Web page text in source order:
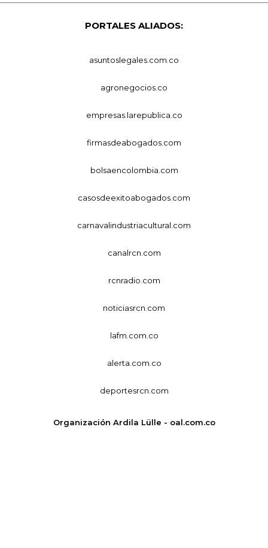
PORTALES ALIADOS:
asuntoslegales.com.co
agronegocios.co
empresas.larepublica.co
firmasdeabogados.com
bolsaencolombia.com
casosdeexitoabogados.com
carnavalindustriacultural.com
canalrcn.com
rcnradio.com
noticiasrcn.com
lafm.com.co
alerta.com.co
deportesrcn.com
Organización Ardila Lülle - oal.com.co